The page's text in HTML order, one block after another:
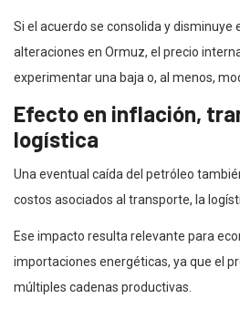
Si el acuerdo se consolida y disminuye
alteraciones en Ormuz, el precio
experimentar una baja o, al menos,
Efecto en inflación,
logística
Una eventual caída del petróleo
costos asociados al transporte, la
Ese impacto resulta relevante para
importaciones energéticas, ya que el
múltiples cadenas productivas.